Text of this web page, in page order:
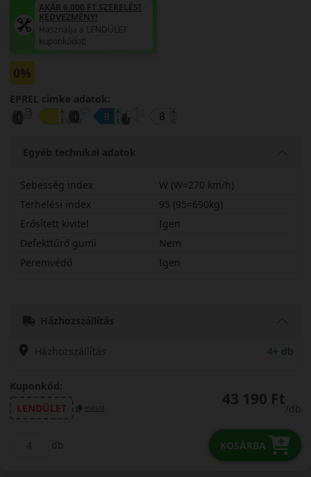
AKÁR 6.000 FT SZERELÉSI
KEDVEZMÉNY!
Használja a LENDÜLET
kuponkódot!
0%
EPREL cimke adatok:
Egyéb technikai adatok
Sebesség index
W (W=270 km/h)
Terhelési index
95 (95=690kg)
Erősített kivitel
Igen
Defekttűrő gumi
Nem
Peremvédő
Igen
Házhozszállítás
Házhozszállítás 4+ db
Kuponkód:
LENDÜLET
másol 43 190 Ft
/db
db KOSÁRBA